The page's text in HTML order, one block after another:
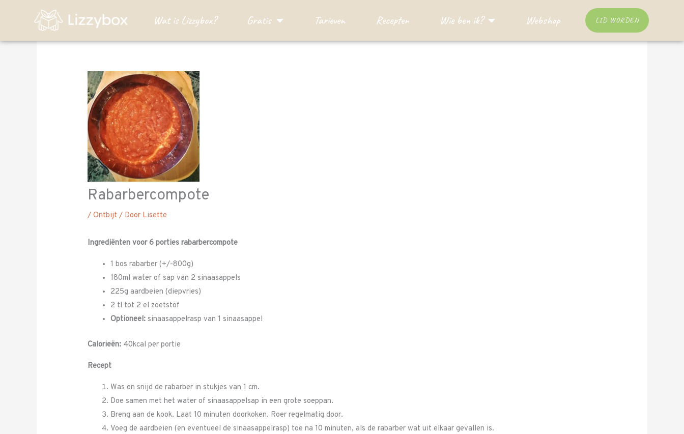
Wat is Lizzybox? Gratis Tarieven Recepten Wie ben ik? Webshop LID WORDEN
Rabarbercompote
/Ontbijt / Door Lisette
Ingrediënten voor 6 porties rabarbercompote
1 bos rabarber (+/-800g)
180ml water of sap van 2 sinaasappels
225g aardbeien (diepvries)
2 tl tot 2 el zoetstof
Optioneel: sinaasappelrasp van 1 sinaasappel
Calorieën: 40kcal per portie
Recept
Was en snijd de rabarber in stukjes van 1 cm.
Doe samen met het water of sinaasappelsap in een grote soeppan.
Breng aan de kook. Laat 10 minuten doorkoken. Roer regelmatig door.
Voeg de aardbeien (en eventueel de sinaasappelrasp) toe na 10 minuten, als de rabarber wat uit elkaar gevallen is.